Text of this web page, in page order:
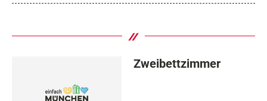
Zweibettzimmer